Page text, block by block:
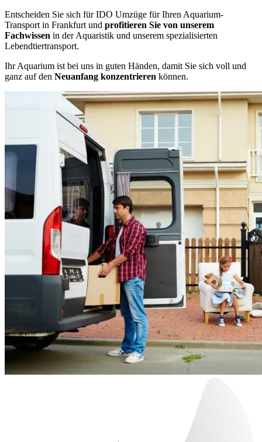
Entscheiden Sie sich für IDO Umzüge für Ihren Aquarium-
Transport in Frankfurt und profitieren Sie von unserem
Fachwissen in der Aquaristik und unserem spezialisierten
Lebendtiertransport.
Ihr Aquarium ist bei uns in guten Händen, damit Sie sich voll und
ganz auf den Neuanfang konzentrieren können.